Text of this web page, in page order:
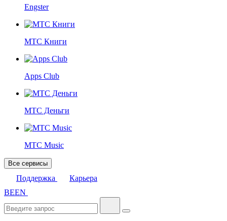
Engster
МТС Книги
Apps Club
МТС Деньги
МТС Music
Все сервисы
Поддержка
Карьера
BEEN